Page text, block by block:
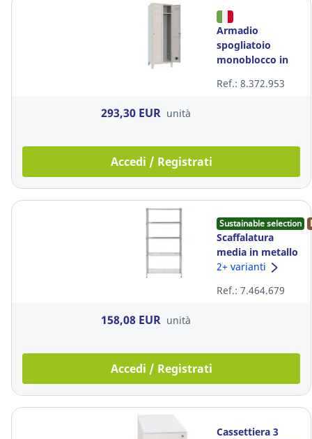
Armadio
spogliatoio
monoblocco in
2 ante grigio
Ref.: 8.372.953
293,30 EUR unità
Accedi / Registrati
Sustainable selection
Scaffalatura
media in metallo
5 ripiani Mobi
h200xl90xh35
2+ varianti
Ref.: 7.464.679
158,08 EUR unità
Accedi / Registrati
Cassettiera 3